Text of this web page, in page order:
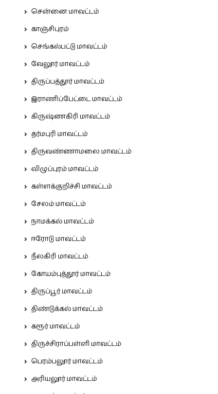
சென்னை மாவட்டம்
காஞ்சிபுரம்
செங்கல்பட்டு மாவட்டம்
வேலூர் மாவட்டம்
திருப்பத்தூர் மாவட்டம்
இராணிப்பேட்டை மாவட்டம்
கிருஷ்ணகிரி மாவட்டம்
தர்மபுரி மாவட்டம்
திருவண்ணாமலை மாவட்டம்
விழுப்புரம் மாவட்டம்
கள்ளக்குறிச்சி மாவட்டம்
சேலம் மாவட்டம்
நாமக்கல் மாவட்டம்
ஈரோடு மாவட்டம்
நீலகிரி மாவட்டம்
கோயம்புத்தூர் மாவட்டம்
திருப்பூர் மாவட்டம்
திண்டுக்கல் மாவட்டம்
கரூர் மாவட்டம்
திருச்சிராப்பள்ளி மாவட்டம்
பெரம்பலூர் மாவட்டம்
அரியலூர் மாவட்டம்